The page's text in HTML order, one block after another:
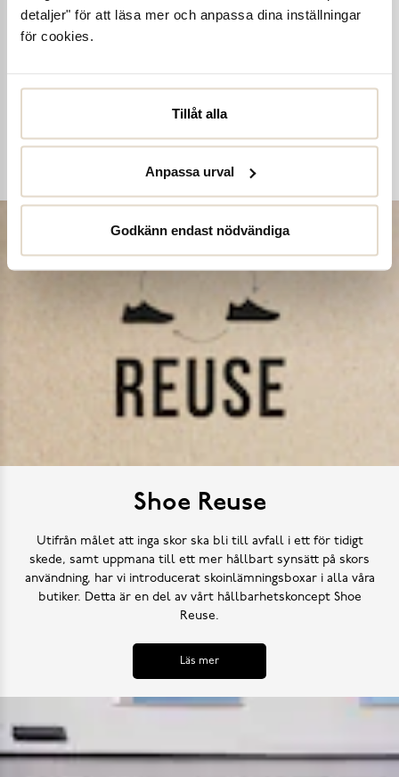
detaljer" för att läsa mer och anpassa dina inställningar
för cookies.
Tillåt alla
Anpassa urval
Godkänn endast nödvändiga
Ta hand om dina skor
skydd mot väder och slitage – vi har allt kan tänkas behöva.
Shoe Reuse
Utifrån målet att inga skor ska bli till avfall i ett för tidigt
skede, samt uppmana till ett mer hållbart synsätt på skors
användning, har vi introducerat skoinlämningsboxar i alla våra
butiker. Detta är en del av vårt hållbarhetskoncept Shoe
Reuse.
Läs mer